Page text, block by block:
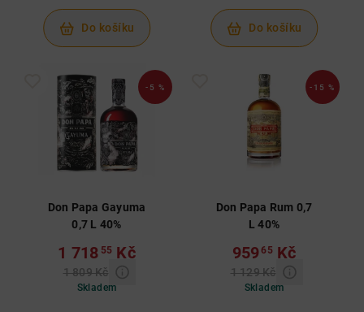
Do košíku Do košíku
-5 %
Don Papa Gayuma
0,7 L 40%
1 718 55 Kč
1 809 Kč
Skladem
-15 %
Don Papa Rum 0,7
L 40%
95965 Kč
1 129 Kč
Skladem